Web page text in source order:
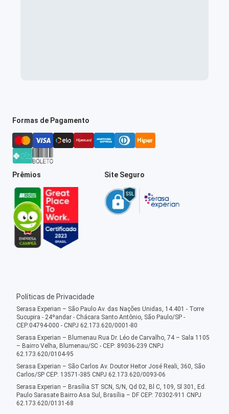
Formas de Pagamento
Prêmios Site Seguro
Políticas de Privacidade
Serasa Experian – São Paulo Av. das Nações Unidas, 14.401 - Torre
Sucupira - 24ºandar - Chácara Santo Antônio, São Paulo/SP -
CEP:04794-000 - CNPJ 62.173.620/0001-80
Serasa Experian – Blumenau Rua Dr. Léo de Carvalho, 74 – Sala 1105
– Bairro Velha, Blumenau/SC - CEP: 89036-239 CNPJ
62.173.620/0104-95
Serasa Experian – São Carlos Av. Doutor Heitor José Reali, 360, São
Carlos/SP CEP: 13571-385 CNPJ 62.173.620/0093-06
Serasa Experian – Brasília ST SCN, S/N, Qd 02, Bl C, 109, Sl 301, Ed.
Paulo Sarasate Bairro Asa Sul, Brasília – DF CEP: 70302-911 CNPJ
62.173.620/0131-68